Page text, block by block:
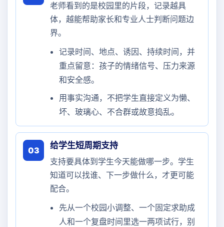
老师看到的是校园里的片段，记录越具
体，越能帮助家长和专业人士判断问题边
界。
记录时间、地点、诱因、持续时间，并
重点留意：孩子的情绪信号、压力来源
和安全感。
用事实沟通，不把学生直接定义为懒、
坏、玻璃心、不合群或故意捣乱。
03
给学生短周期支持
支持要具体到学生今天能做哪一步。学生
知道可以找谁、下一步做什么，才更可能
配合。
先从一个校园小调整、一个固定求助成
人和一个复盘时间里选一两项试行，别